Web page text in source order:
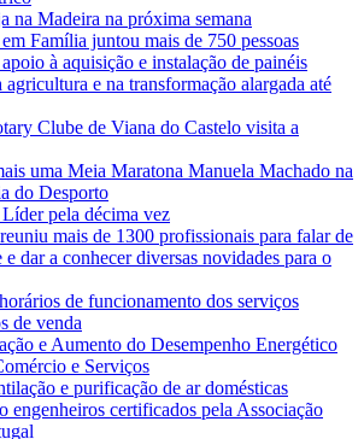
na Madeira na próxima semana
Família juntou mais de 750 pessoas
à aquisição e instalação de painéis
e na transformação alargada até
Clube de Viana do Castelo visita a
uma Meia Maratona Manuela Machado na
do Desporto
pela décima vez
mais de 1300 profissionais para falar de
e dar a conhecer diversas novidades para o
de funcionamento dos serviços
de venda
e Aumento do Desempenho Energético
e Serviços
e purificação de ar domésticas
engenheiros certificados pela Associação